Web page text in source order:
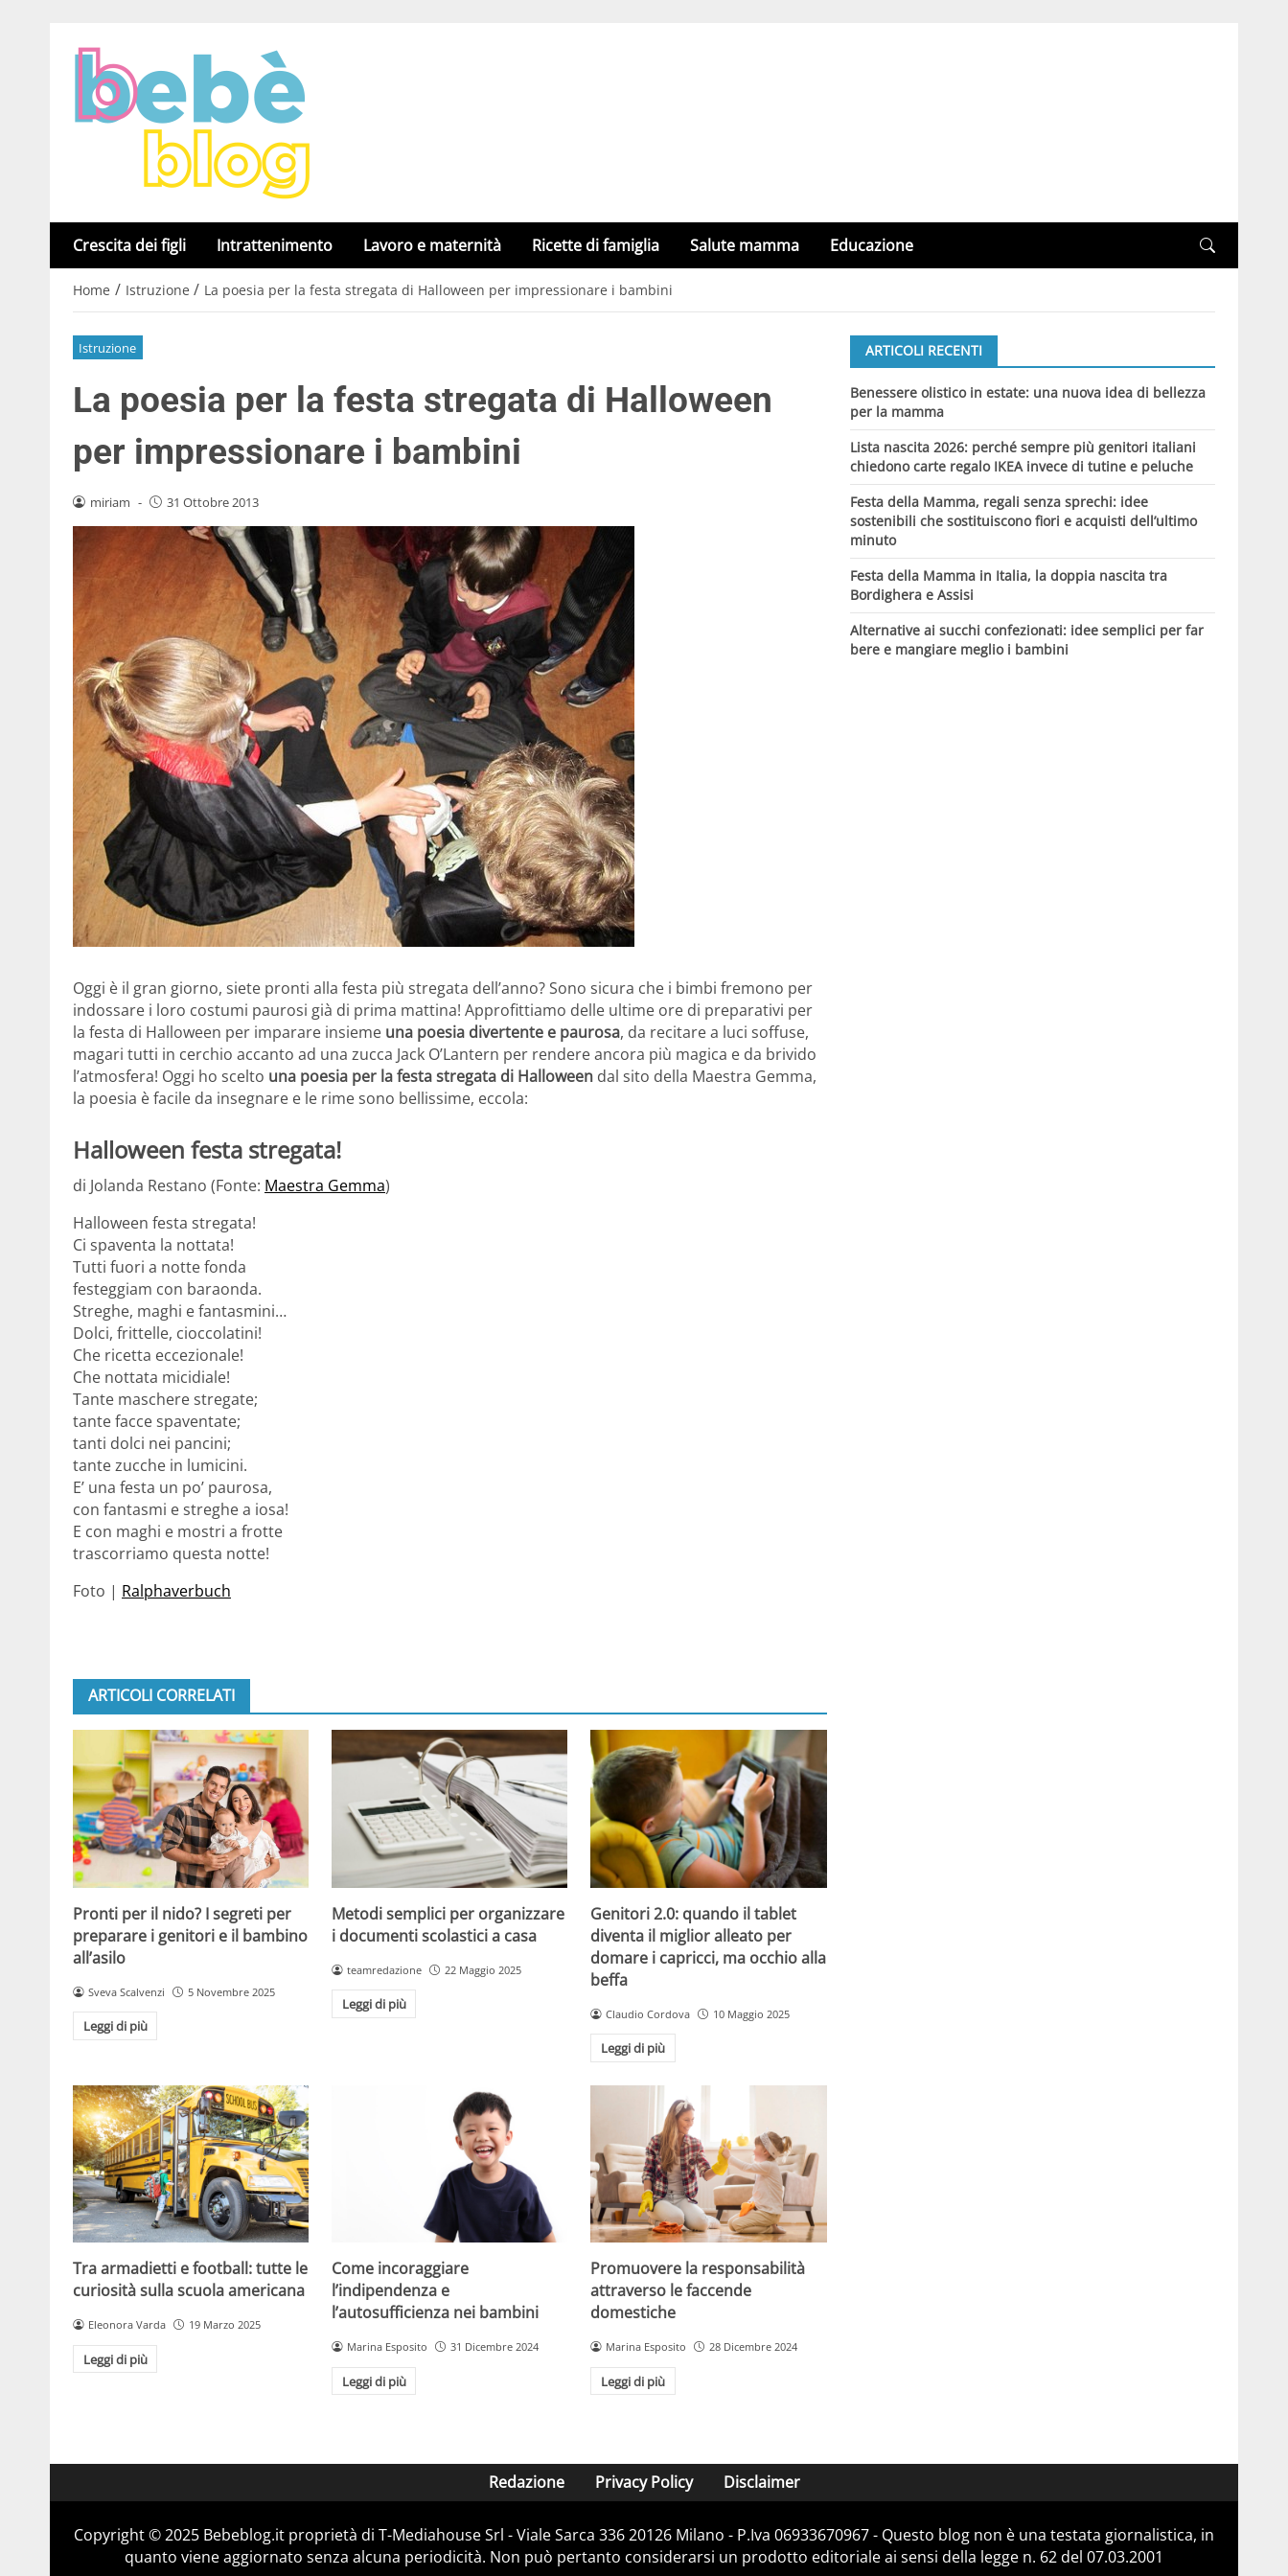
Crescita dei figli Intrattenimento Lavoro e maternità Ricette di famiglia Salute mamma Educazione
Home / Istruzione / La poesia per la festa stregata di Halloween per impressionare i bambini
Istruzione
La poesia per la festa stregata di Halloween
per impressionare i bambini
miriam - 31 Ottobre 2013
Oggi è il gran giorno, siete pronti alla festa più stregata dell’anno? Sono sicura che i bimbi fremono per
indossare i loro costumi paurosi già di prima mattina! Approfittiamo delle ultime ore di preparativi per
la festa di Halloween per imparare insieme una poesia divertente e paurosa, da recitare a luci soffuse,
magari tutti in cerchio accanto ad una zucca Jack O’Lantern per rendere ancora più magica e da brivido
l’atmosfera! Oggi ho scelto una poesia per la festa stregata di Halloween dal sito della Maestra Gemma,
la poesia è facile da insegnare e le rime sono bellissime, eccola:
Halloween festa stregata!
di Jolanda Restano (Fonte: Maestra Gemma)
Halloween festa stregata!
Ci spaventa la nottata!
Tutti fuori a notte fonda
festeggiam con baraonda.
Streghe, maghi e fantasmini…
Dolci, frittelle, cioccolatini!
Che ricetta eccezionale!
Che nottata micidiale!
Tante maschere stregate;
tante facce spaventate;
tanti dolci nei pancini;
tante zucche in lumicini.
E’ una festa un po’ paurosa,
con fantasmi e streghe a iosa!
E con maghi e mostri a frotte
trascorriamo questa notte!
Foto | Ralphaverbuch
ARTICOLI CORRELATI
Pronti per il nido? I segreti per
preparare i genitori e il bambino
all’asilo
Sveva Scalvenzi 5 Novembre 2025
Leggi di più
Metodi semplici per organizzare
i documenti scolastici a casa
teamredazione 22 Maggio 2025
Leggi di più
Genitori 2.0: quando il tablet
diventa il miglior alleato per
domare i capricci, ma occhio alla
beffa
Claudio Cordova 10 Maggio 2025
Leggi di più
Tra armadietti e football: tutte le
curiosità sulla scuola americana
Eleonora Varda 19 Marzo 2025
Leggi di più
Come incoraggiare
l’indipendenza e
l’autosufficienza nei bambini
Marina Esposito 31 Dicembre 2024
Leggi di più
Promuovere la responsabilità
attraverso le faccende
domestiche
Marina Esposito 28 Dicembre 2024
Leggi di più
ARTICOLI RECENTI
Benessere olistico in estate: una nuova idea di bellezza
per la mamma
Lista nascita 2026: perché sempre più genitori italiani
chiedono carte regalo IKEA invece di tutine e peluche
Festa della Mamma, regali senza sprechi: idee
sostenibili che sostituiscono fiori e acquisti dell’ultimo
minuto
Festa della Mamma in Italia, la doppia nascita tra
Bordighera e Assisi
Alternative ai succhi confezionati: idee semplici per far
bere e mangiare meglio i bambini
Redazione Privacy Policy Disclaimer
Copyright © 2025 Bebeblog.it proprietà di T-Mediahouse Srl - Viale Sarca 336 20126 Milano - P.Iva 06933670967 - Questo blog non è una testata giornalistica, in
quanto viene aggiornato senza alcuna periodicità. Non può pertanto considerarsi un prodotto editoriale ai sensi della legge n. 62 del 07.03.2001